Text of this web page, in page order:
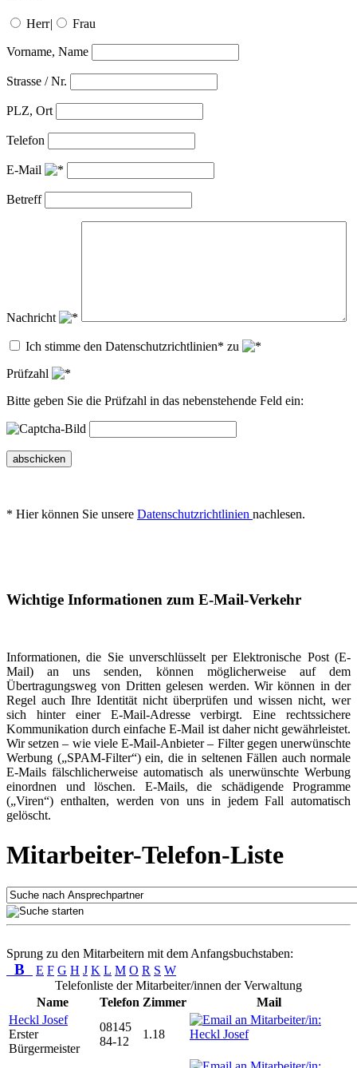
Herr| Frau
Vorname, Name
Strasse / Nr.
PLZ, Ort
Telefon
E-Mail
Betreff
Nachricht
Ich stimme den Datenschutzrichtlinien* zu
Prüfzahl
Bitte geben Sie die Prüfzahl in das nebenstehende Feld ein:
abschicken
* Hier können Sie unsere Datenschutzrichtlinien nachlesen.
Wichtige Informationen zum E-Mail-Verkehr
Informationen, die Sie unverschlüsselt per Elektronische Post (E-
Mail) an uns senden, können möglicherweise auf dem
Übertragungsweg von Dritten gelesen werden. Wir können in der
Regel auch Ihre Identität nicht überprüfen und wissen nicht, wer
sich hinter einer E-Mail-Adresse verbirgt. Eine rechtssichere
Kommunikation durch einfache E-Mail ist daher nicht gewährleistet.
Wir setzen – wie viele E-Mail-Anbieter – Filter gegen unerwünschte
Werbung („SPAM-Filter“) ein, die in seltenen Fällen auch normale
E-Mails fälschlicherweise automatisch als unerwünschte Werbung
einordnen und löschen. E-Mails, die schädigende Programme
(„Viren“) enthalten, werden von uns in jedem Fall automatisch
gelöscht.
Mitarbeiter-Telefon-Liste
Sprung zu den Mitarbeitern mit dem Anfangsbuchstaben:
B E F G H J K L M O R S W
Telefonliste der Mitarbeiter/innen der Verwaltung
Name
Telefon Zimmer
Mail
Heckl Josef
Erster
Bürgermeister
08145
84-12
1.18